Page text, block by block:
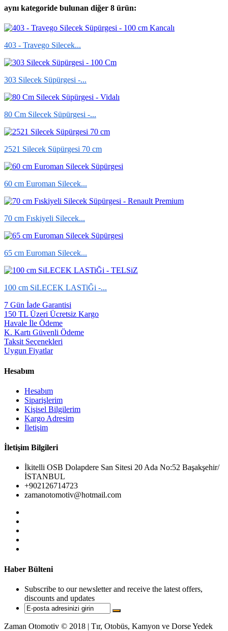
aynı kategoride bulunan diğer 8 ürün:
403 - Travego Silecek...
303 Silecek Süpürgesi -...
80 Cm Silecek Süpürgesi -...
2521 Silecek Süpürgesi 70 cm
60 cm Euroman Silecek...
70 cm Fıskiyeli Silecek...
65 cm Euroman Silecek...
100 cm SiLECEK LASTiĞi -...
7 Gün İade Garantisi
150 TL Üzeri Ücretsiz Kargo
Havale İle Ödeme
K. Kartı Güvenli Ödeme
Taksit Seçenekleri
Uygun Fiyatlar
Hesabım
Hesabım
Siparişlerim
Kişisel Bilgilerim
Kargo Adresim
İletişim
İletişim Bilgileri
İkitelli OSB Dolapdere San Sitesi 20 Ada No:52 Başakşehir/
İSTANBUL
+902126714723
zamanotomotiv@hotmail.com
Haber Bülteni
Subscribe to our newsletter and receive the latest offers,
discounts and updates
Zaman Otomotiv © 2018 | Tır, Otobüs, Kamyon ve Dorse Yedek